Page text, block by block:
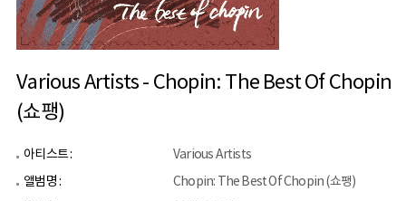
Various Artists - Chopin: The Best Of Chopin
(쇼팽)
아티스트 :
Various Artists
앨범명 :
Chopin: The Best Of Chopin (쇼팽)